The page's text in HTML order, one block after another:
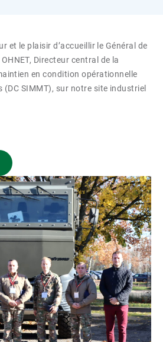
et le plaisir d’accueillir le Général de
Directeur central de la
en condition opérationnelle
SIMMT), sur notre site industriel